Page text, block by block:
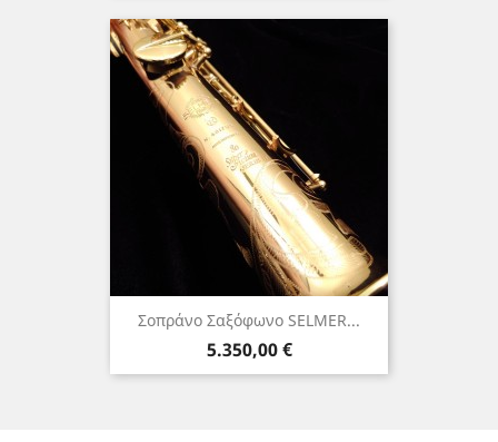
Σοπράνο Σαξόφωνο SELMER...
Τιμή
5.350,00 €